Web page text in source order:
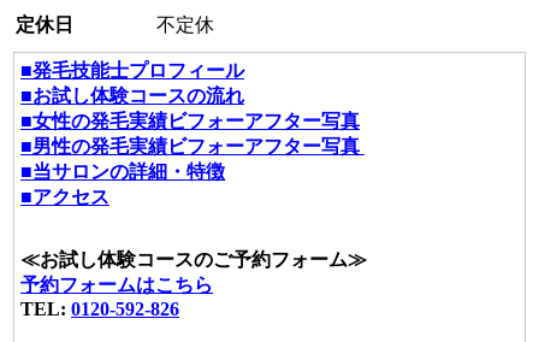
定休日 不定休
■発毛技能士プロフィール
■お試し体験コースの流れ
■女性の発毛実績ビフォーアフター写真
■男性の発毛実績ビフォーアフター写真
■当サロンの詳細・特徴
■アクセス
≪お試し体験コースのご予約フォーム≫
予約フォームはこちら
TEL: 0120-592-826